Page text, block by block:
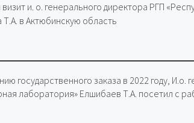
и. о. генерального директора РГП
в Актюбинскую область
государственного заказа в 2022 году, И.о.
лаборатория» Елшибаев Т.А. посетил с